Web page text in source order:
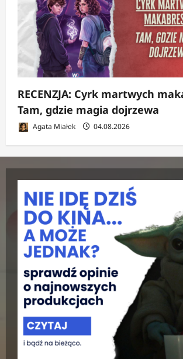
RECENZJA: Cyrk martwych
Tam, gdzie magia dojrzewa
Agata Miałek 04.08.2026